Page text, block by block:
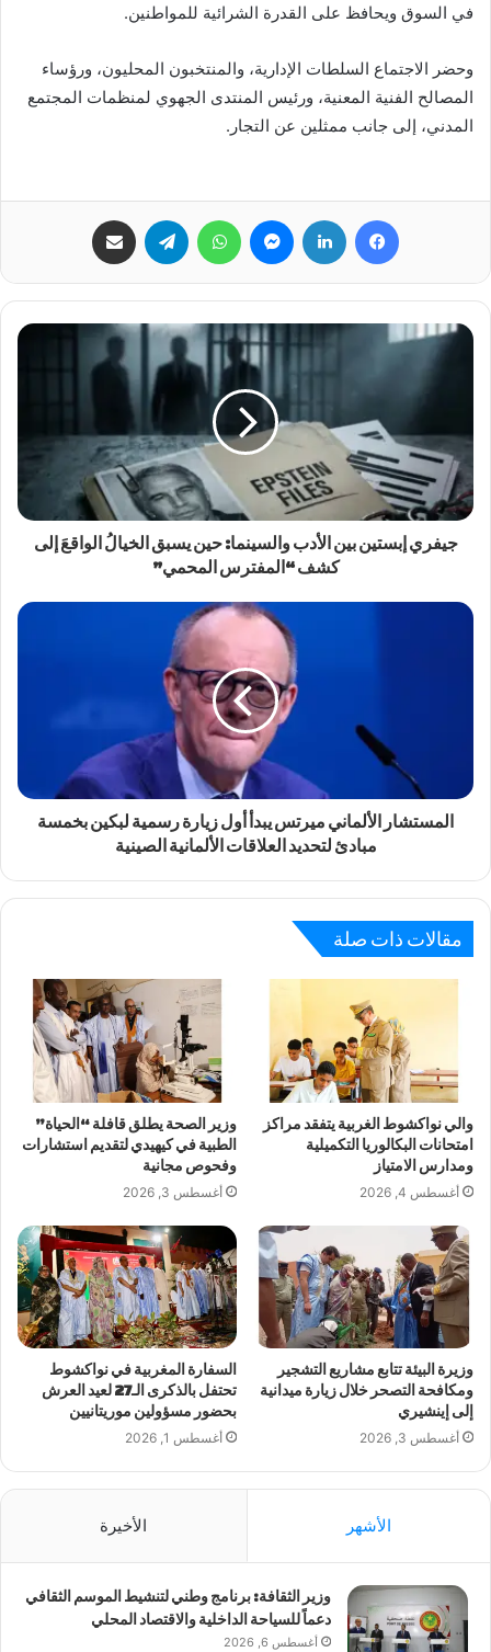
في السوق ويحافظ على القدرة الشرائية للمواطنين.
وحضر الاجتماع السلطات الإدارية، والمنتخبون المحليون، ورؤساء
المصالح الفنية المعنية، ورئيس المنتدى الجهوي لمنظمات المجتمع
المدني، إلى جانب ممثلين عن التجار.
فيسبوك لينكدإن ماسنجر واتساب تيلقرام
جيفري إبستين بين الأدب والسينما: حين يسبق الخيالُ الواقعَ إلى
كشف “المفترس المحمي”
المستشار الألماني ميرتس يبدأ أول زيارة رسمية لبكين بخمسة
مبادئ لتحديد العلاقات الألمانية الصينية
مقالات ذات صلة
والي نواكشوط الغربية يتفقد مراكز
امتحانات البكالوريا التكميلية
ومدارس الامتياز
أغسطس 4, 2026
وزير الصحة يطلق قافلة “الحياة”
الطبية في كيهيدي لتقديم استشارات
وفحوص مجانية
أغسطس 3, 2026
وزيرة البيئة تتابع مشاريع التشجير
ومكافحة التصحر خلال زيارة ميدانية
إلى إينشيري
أغسطس 3, 2026
السفارة المغربية في نواكشوط
تحتفل بالذكرى الـ27 لعيد العرش
بحضور مسؤولين موريتانيين
أغسطس 1, 2026
الأشهر الأخيرة
وزير الثقافة: برنامج وطني لتنشيط الموسم الثقافي
دعماً للسياحة الداخلية والاقتصاد المحلي
أغسطس 6, 2026